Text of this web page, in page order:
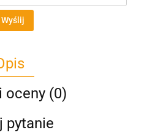
Wyślij
oceny (0)
pytanie